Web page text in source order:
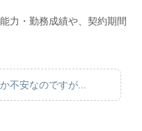
力・勤務成績や、契約期間
不安なのですが...